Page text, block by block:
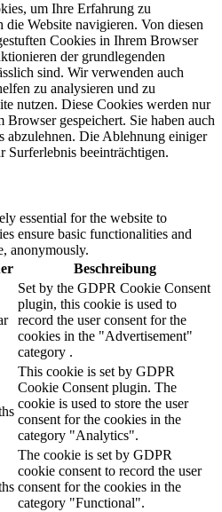
um Ihre Erfahrung zu
die Website navigieren. Von diesen
Cookies in Ihrem Browser
der grundlegenden
sind. Wir verwenden auch
zu analysieren und zu
nutzen. Diese Cookies werden nur
gespeichert. Sie haben auch
abzulehnen. Die Ablehnung einiger
Surferlebnis beeinträchtigen.
essential for the website to
ensure basic functionalities and
anonymously.
Beschreibung
Set by the GDPR Cookie Consent
plugin, this cookie is used to
record the user consent for the
cookies in the "Advertisement"
category .
This cookie is set by GDPR
Cookie Consent plugin. The
cookie is used to store the user
consent for the cookies in the
category "Analytics".
The cookie is set by GDPR
cookie consent to record the user
consent for the cookies in the
category "Functional".